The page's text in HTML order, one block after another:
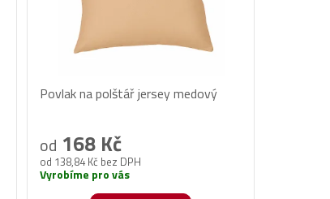
Povlak na polštář jersey medový
od 138,84 Kč bez DPH
od 168 Kč
Vyrobíme pro vás